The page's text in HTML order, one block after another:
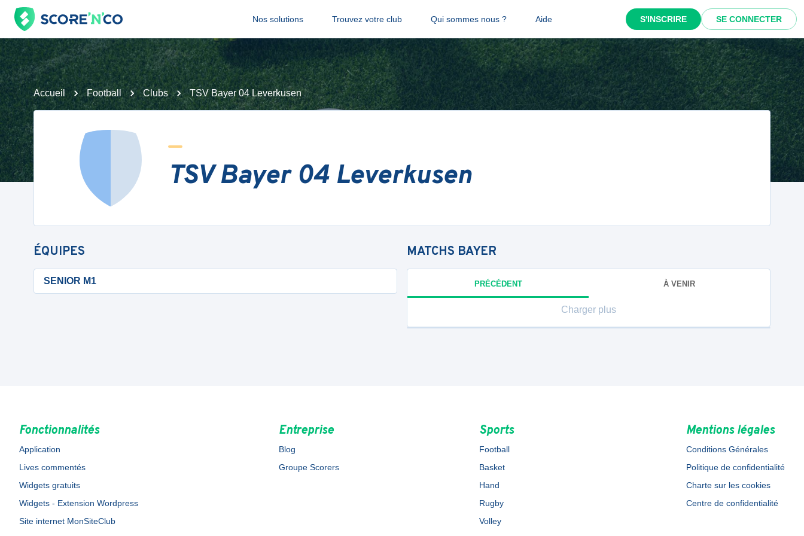
Nos solutions Trouvez votre club Qui sommes nous ? Aide S'INSCRIRE SE CONNECTER
Accueil Football Clubs TSV Bayer 04 Leverkusen
TSV Bayer 04 Leverkusen
ÉQUIPES
SENIOR M1
MATCHS BAYER
PRÉCÉDENT À VENIR
Charger plus
Fonctionnalités
Application
Lives commentés
Widgets gratuits
Widgets - Extension Wordpress
Site internet MonSiteClub
Entreprise
Blog
Groupe Scorers
Sports
Football
Basket
Hand
Rugby
Volley
Mentions légales
Conditions Générales
Politique de confidentialité
Charte sur les cookies
Centre de confidentialité